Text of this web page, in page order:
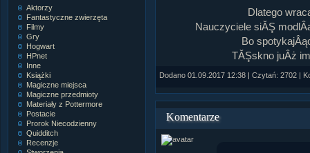
Aktorzy
Fantastyczne zwierzęta
Filmy
Gry
Hogwart
HPnet
Inne
Książki
Magiczne miejsca
Magiczne przedmioty
Materiały z Pottermore
Postacie
Prorok Niecodzienny
Quidditch
Recenzje
Dlatego
Nauczyciele siĂŞ
Bo
TĂŞskno juÂż
Dodano 01.09.2017 12:38 | Czytań: 2702 |
Komentarze